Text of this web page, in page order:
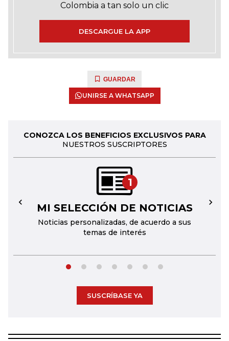
Colombia a tan solo un clic
DESCARGUE LA APP
GUARDAR
UNIRSE A WHATSAPP
CONOZCA LOS BENEFICIOS EXCLUSIVOS PARA
NUESTROS SUSCRIPTORES
1
MI SELECCIÓN DE NOTICIAS
Noticias personalizadas, de acuerdo a sus
temas de interés
← →
SUSCRÍBASE YA